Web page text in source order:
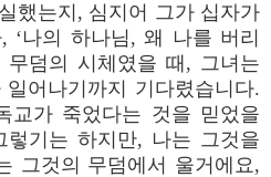
했는지, 심지어 그가 십자가
‘나의 하나님, 왜 나를 버리
무덤의 시체였을 때, 그녀는
어나기까지 기다렸습니다.
교가 죽었다는 것을 믿었을
렇기는 하지만, 나는 그것을
그것의 무덤에서 울거에요,